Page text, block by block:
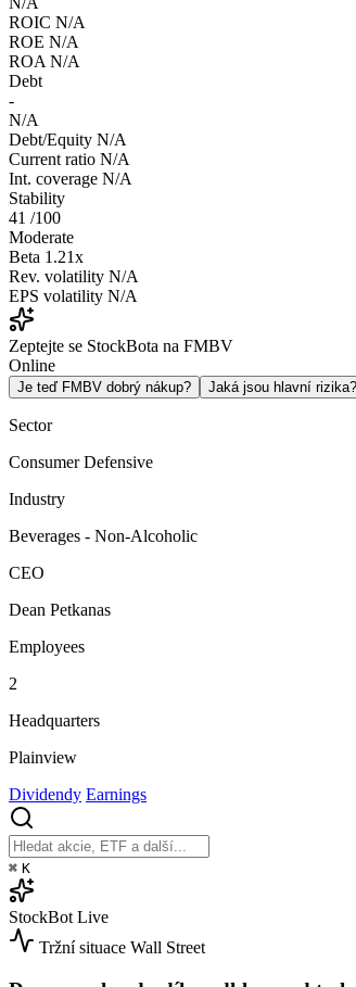
ROIC N/A
ROE N/A
ROA N/A
Debt
-
N/A
Debt/Equity N/A
Current ratio N/A
Int. coverage N/A
Stability
41 /100
Moderate
Beta 1.21x
Rev. volatility N/A
EPS volatility N/A
Zeptejte se StockBota na FMBV
Online
Je teď FMBV dobrý nákup? Jaká jsou hlavní rizika?
Sector
Consumer Defensive
Industry
Beverages - Non-Alcoholic
CEO
Dean Petkanas
Employees
2
Headquarters
Plainview
Dividendy Earnings
⌘ K
StockBot Live
Tržní situace Wall Street